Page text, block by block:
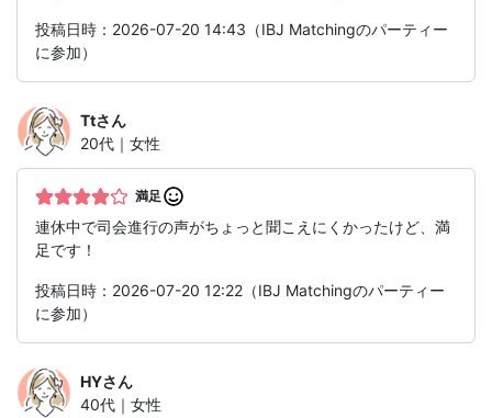
投稿日時：2026-07-20 14:43（IBJ Matchingのパーティー
に参加）
Ttさん
20代｜女性
満足
連休中で司会進行の声がちょっと聞こえにくかったけど、満
足です！
投稿日時：2026-07-20 12:22（IBJ Matchingのパーティー
に参加）
HYさん
40代｜女性